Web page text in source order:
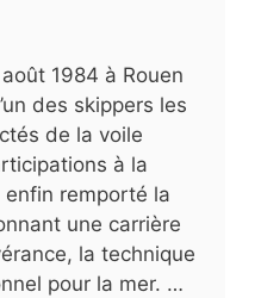
1984 à Rouen
des skippers les
de la voile
à la
enfin remporté la
une carrière
la technique
pour la mer. …